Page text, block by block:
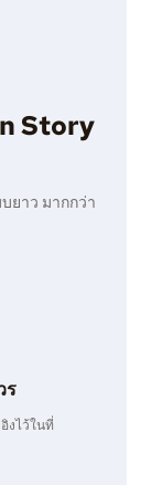
Story
ยาว มากกว่า
ร
งไว้ในที่